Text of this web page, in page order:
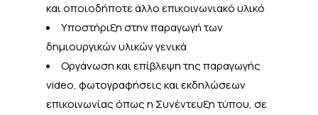
και οποιοδήποτε άλλο επικοινωνιακό υλικό
Υποστήριξη στην παραγωγή των
δημιουργικών υλικών γενικά
Οργάνωση και επίβλεψη της παραγωγής
video, φωτογραφήσεις και εκδηλώσεων
επικοινωνίας όπως η Συνέντευξη τύπου, σε